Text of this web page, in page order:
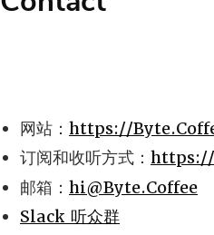
网站： https://
订阅和收听方式： https://
邮箱： hi@Byte.Coffee
Slack 听众群